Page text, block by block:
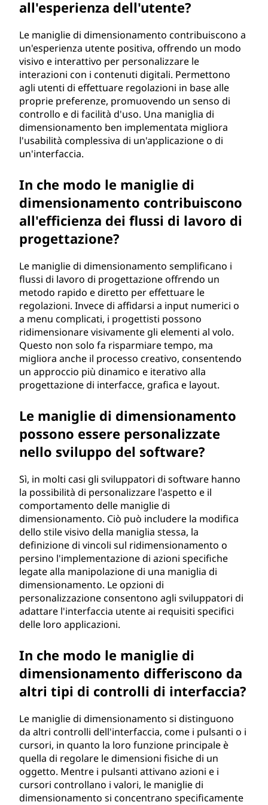
all'esperienza dell'utente?
Le maniglie di dimensionamento contribuiscono a
un'esperienza utente positiva, offrendo un modo
visivo e interattivo per personalizzare le
interazioni con i contenuti digitali. Permettono
agli utenti di effettuare regolazioni in base alle
proprie preferenze, promuovendo un senso di
controllo e di facilità d'uso. Una maniglia di
dimensionamento ben implementata migliora
l'usabilità complessiva di un'applicazione o di
un'interfaccia.
In che modo le maniglie di
dimensionamento contribuiscono
all'efficienza dei flussi di lavoro di
progettazione?
Le maniglie di dimensionamento semplificano i
flussi di lavoro di progettazione offrendo un
metodo rapido e diretto per effettuare le
regolazioni. Invece di affidarsi a input numerici o
a menu complicati, i progettisti possono
ridimensionare visivamente gli elementi al volo.
Questo non solo fa risparmiare tempo, ma
migliora anche il processo creativo, consentendo
un approccio più dinamico e iterativo alla
progettazione di interfacce, grafica e layout.
Le maniglie di dimensionamento
possono essere personalizzate
nello sviluppo del software?
Sì, in molti casi gli sviluppatori di software hanno
la possibilità di personalizzare l'aspetto e il
comportamento delle maniglie di
dimensionamento. Ciò può includere la modifica
dello stile visivo della maniglia stessa, la
definizione di vincoli sul ridimensionamento o
persino l'implementazione di azioni specifiche
legate alla manipolazione di una maniglia di
dimensionamento. Le opzioni di
personalizzazione consentono agli sviluppatori di
adattare l'interfaccia utente ai requisiti specifici
delle loro applicazioni.
In che modo le maniglie di
dimensionamento differiscono da
altri tipi di controlli di interfaccia?
Le maniglie di dimensionamento si distinguono
da altri controlli dell'interfaccia, come i pulsanti o i
cursori, in quanto la loro funzione principale è
quella di regolare le dimensioni fisiche di un
oggetto. Mentre i pulsanti attivano azioni e i
cursori controllano i valori, le maniglie di
dimensionamento si concentrano specificamente